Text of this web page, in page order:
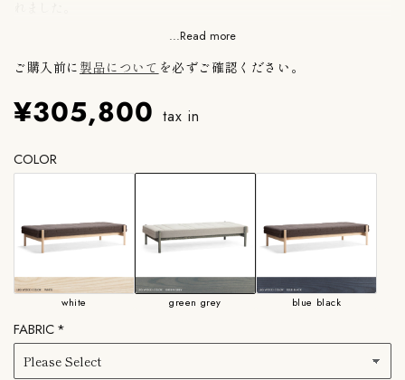
・WH（ホワイト）
・BB（ブルーブラック）
・Canvas textile：帆布
・Autumn by Kvadrat：リサイクルポリエステル
・Molly 2 by Kvadrat：天然ウール 100%
・Sorensen leather Dunes：天然なめし革
メーカー保証付き。
Hirata Gen Collection（ヒラタ ゲン コレクション）は、創業以来椅子
を中心に家具作りを続けてきた平田椅子製作所と、デンマークと日
本を拠点にするデザイン事務所「StudioA27」とが2020年1月に立ち
上げた共同の家具ブランド。
...Read more
ご購入前に 製品について を必ずご確認ください。
¥305,800 tax in
COLOR
white green grey blue black
FABRIC